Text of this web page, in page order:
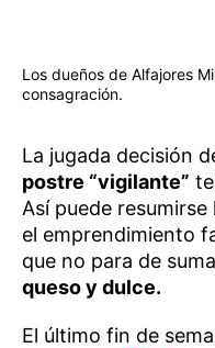
Los dueños de Alfajores
consagración.
La jugada decisión
postre “vigilante”
Así puede
el emprendimiento
que no para de
queso y dulce.
El último fin de